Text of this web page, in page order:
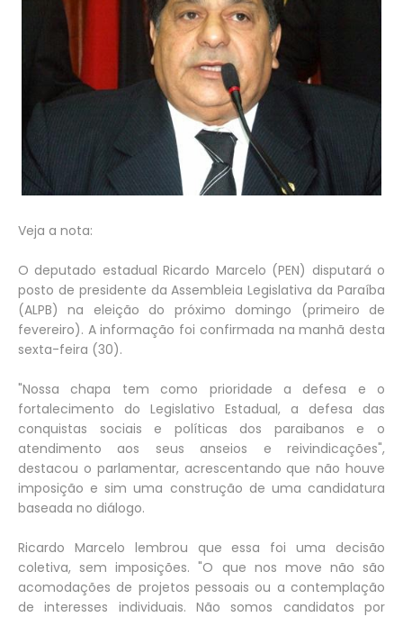
Veja a nota:
O deputado estadual Ricardo Marcelo (PEN) disputará o
posto de presidente da Assembleia Legislativa da Paraíba
(ALPB) na eleição do próximo domingo (primeiro de
fevereiro). A informação foi confirmada na manhã desta
sexta-feira (30).
"Nossa chapa tem como prioridade a defesa e o
fortalecimento do Legislativo Estadual, a defesa das
conquistas sociais e políticas dos paraibanos e o
atendimento aos seus anseios e reivindicações",
destacou o parlamentar, acrescentando que não houve
imposição e sim uma construção de uma candidatura
baseada no diálogo.
Ricardo Marcelo lembrou que essa foi uma decisão
coletiva, sem imposições. "O que nos move não são
acomodações de projetos pessoais ou a contemplação
de interesses individuais. Não somos candidatos por